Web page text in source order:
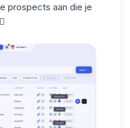
prospects aan die je